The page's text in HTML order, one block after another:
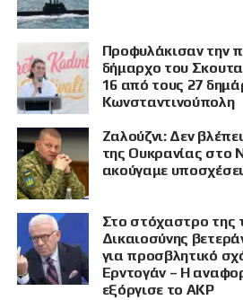
Προφυλάκισαν την
δήμαρχο του
16 από τους 27
Κωνσταντινούπολη
Ζαλούζνι: Δεν
της Ουκρανίας στο
ακούγαμε
Στο στόχαστρο της
Δικαιοσύνης
για προσβλητικό
Ερντογάν – Η
εξόργισε το AKP